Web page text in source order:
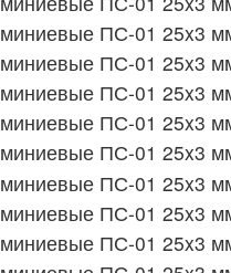
ПС-01 25x3
ПС-01 25x3
ПС-01 25x3
ПС-01 25x3
ПС-01 25x3
ПС-01 25x3
ПС-01 25x3
ПС-01 25x3